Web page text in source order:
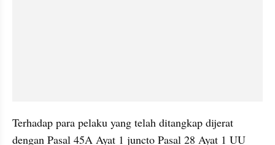
Terhadap para pelaku yang telah ditangkap dijerat
dengan Pasal 45A Ayat 1 juncto Pasal 28 Ayat 1 UU